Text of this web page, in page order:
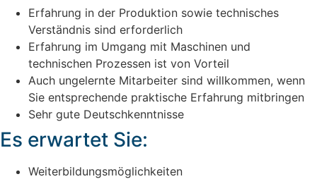
Erfahrung in der Produktion sowie technisches
Verständnis sind erforderlich
Erfahrung im Umgang mit Maschinen und
technischen Prozessen ist von Vorteil
Auch ungelernte Mitarbeiter sind willkommen, wenn
Sie entsprechende praktische Erfahrung mitbringen
Sehr gute Deutschkenntnisse
Es erwartet Sie:
Weiterbildungsmöglichkeiten